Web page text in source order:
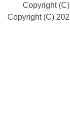
Copyright
Copyright (C)